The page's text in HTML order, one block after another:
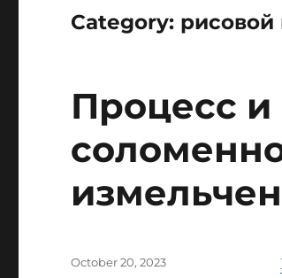
Category: рисовой
Процесс и
Posted
October 20, 2023